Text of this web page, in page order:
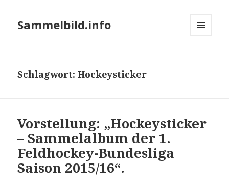
Sammelbild.info
Schlagwort:Hockeysticker
Vorstellung: „Hockeysticker
– Sammelalbum der 1.
Feldhockey-Bundesliga
Saison 2015/16“.